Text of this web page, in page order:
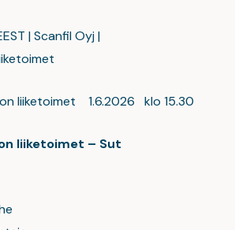
| Scanfil Oyj |
liiketoimet 1.6.2026 klo 15.30
liiketoimet – Sut